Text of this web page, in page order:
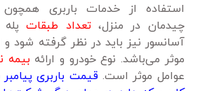
استفاده از خدمات باربری
چیدمان در منزل،تعداد طبقاتپله
آسانسور نیز باید در نظر گرفته شود و
موثر می‌باشد. نوع خودرو و ارائه بیمه
عوامل موثر است. قیمت باربری پیامبر